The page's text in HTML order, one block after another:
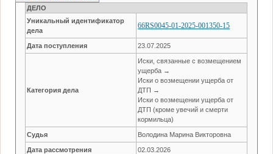
ДЕЛО
Уникальный идентификатор
дела
66RS0045-01-2025-001350-15
Дата поступления 23.07.2025
Категория дела
Иски, связанные с возмещением
ущерба →
Иски о возмещении ущерба от
ДТП →
Иски о возмещении ущерба от
ДТП (кроме увечий и смерти
кормильца)
Судья Володина Марина Викторовна
Дата рассмотрения 02.03.2026